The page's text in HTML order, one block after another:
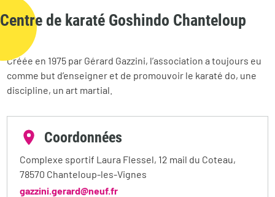
Centre de karaté Goshindo Chanteloup
Créée en 1975 par Gérard Gazzini, l’association a toujours eu
comme but d’enseigner et de promouvoir le karaté do, une
discipline, un art martial.
Coordonnées
Complexe sportif Laura Flessel, 12 mail du Coteau,
78570 Chanteloup-les-Vignes
gazzini.gerard@neuf.fr